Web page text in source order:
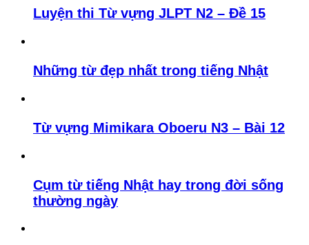
Luyện thi Từ vựng JLPT N2 – Đề 15
Những từ đẹp nhất trong tiếng Nhật
Từ vựng Mimikara Oboeru N3 – Bài 12
Cụm từ tiếng Nhật hay trong đời sống
thường ngày